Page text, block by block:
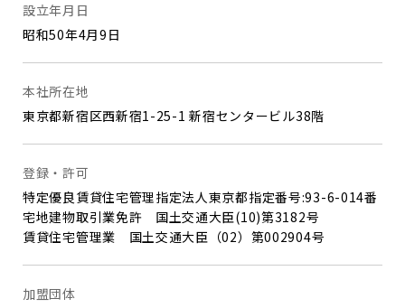
設立年月日
昭和50年4月9日
本社所在地
東京都新宿区西新宿1-25-1 新宿センタービル38階
登録・許可
特定優良賃貸住宅管理指定法人東京都指定番号:93-6-014番
宅地建物取引業免許 国土交通大臣(10)第3182号
賃貸住宅管理業 国土交通大臣（02）第002904号
加盟団体